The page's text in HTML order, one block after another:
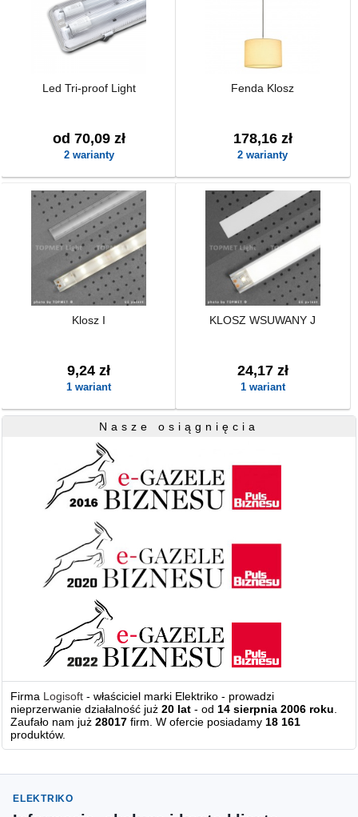
Led Tri-proof Light
od 70,09 zł
2 warianty
Fenda Klosz
178,16 zł
2 warianty
Klosz I
9,24 zł
1 wariant
KLOSZ WSUWANY J
24,17 zł
1 wariant
Nasze osiągnięcia
Firma Logisoft - właściciel marki Elektriko - prowadzi
nieprzerwanie działalność już20 lat - od14 sierpnia 2006 roku.
Zaufało nam już28017 firm. W ofercie posiadamy18 161
produktów.
ELEKTRIKO